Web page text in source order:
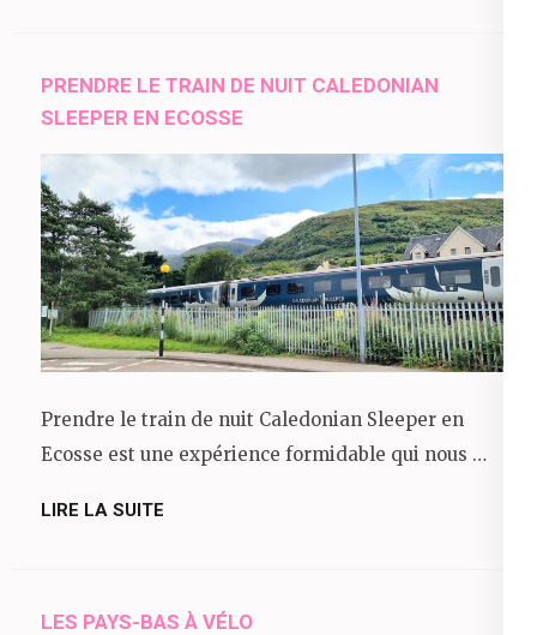
PRENDRE LE TRAIN DE NUIT CALEDONIAN
SLEEPER EN ECOSSE
Prendre le train de nuit Caledonian Sleeper en
Ecosse est une expérience formidable qui nous …
LIRE LA SUITE
LES PAYS-BAS À VÉLO